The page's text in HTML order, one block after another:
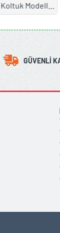
Sehpa Modelleri
GÜVENLI